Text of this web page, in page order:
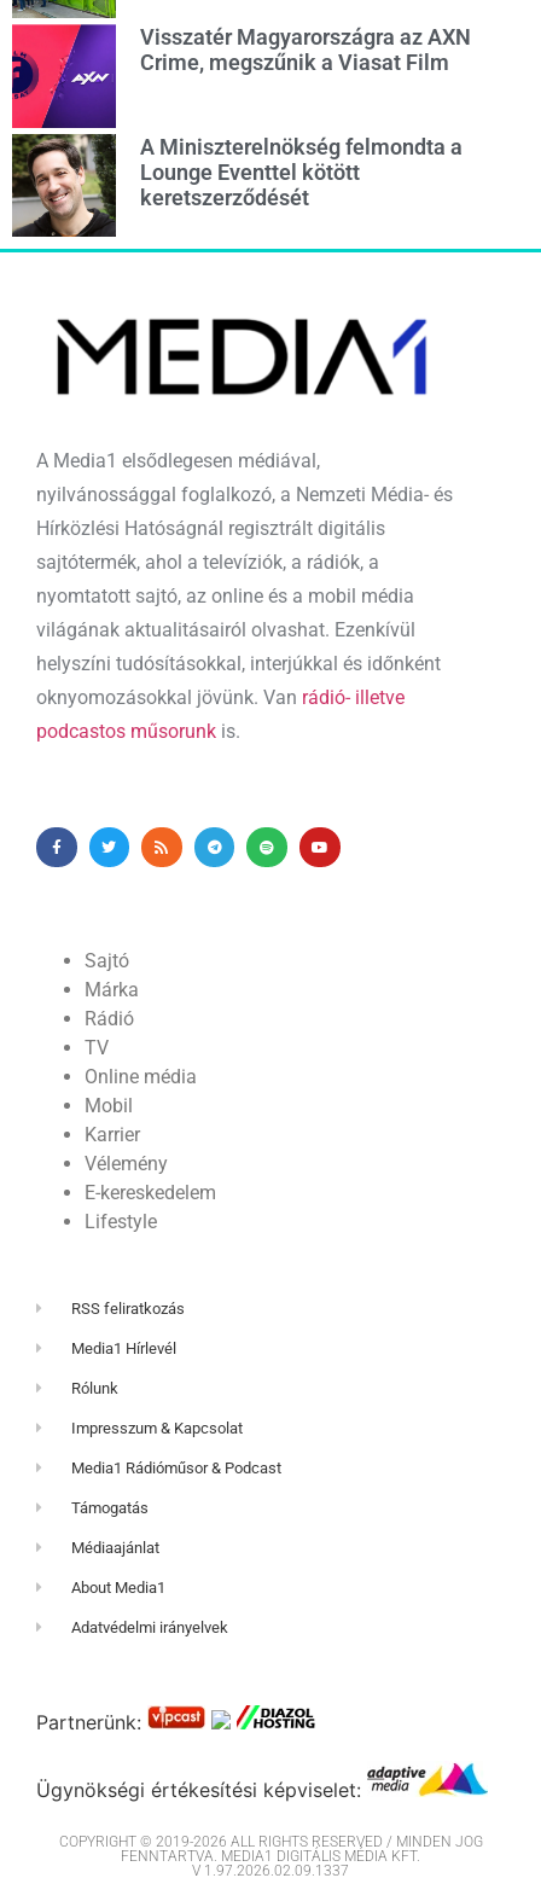
Visszatér Magyarországra az AXN
Crime, megszűnik a Viasat Film
A Miniszterelnökség felmondta a
Lounge Eventtel kötött
keretszerződését
A Media1 elsődlegesen médiával,
nyilvánossággal foglalkozó, a Nemzeti Média- és
Hírközlési Hatóságnál regisztrált digitális
sajtótermék, ahol a televíziók, a rádiók, a
nyomtatott sajtó, az online és a mobil média
világának aktualitásairól olvashat. Ezenkívül
helyszíni tudósításokkal, interjúkkal és időnként
oknyomozásokkal jövünk. Van rádió- illetve
podcastos műsorunk is.
Sajtó
Márka
Rádió
TV
Online média
Mobil
Karrier
Vélemény
E-kereskedelem
Lifestyle
RSS feliratkozás
Media1 Hírlevél
Rólunk
Impresszum & Kapcsolat
Media1 Rádióműsor & Podcast
Támogatás
Médiaajánlat
About Media1
Adatvédelmi irányelvek
Partnerünk:
Ügynökségi értékesítési képviselet:
COPYRIGHT © 2019-2026 ALL RIGHTS RESERVED / MINDEN JOG
FENNTARTVA. MEDIA1 DIGITÁLIS MÉDIA KFT.
V 1.97.2026.02.09.1337